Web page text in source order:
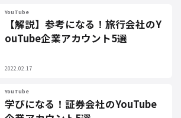
YouTube
【解説】参考になる！旅行会社のY
ouTube企業アカウント5選
2022.02.17
YouTube
学びになる！証券会社のYouTube